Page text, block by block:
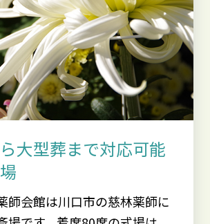
大型葬まで対応可能
師会館は川口市の慈林薬師に